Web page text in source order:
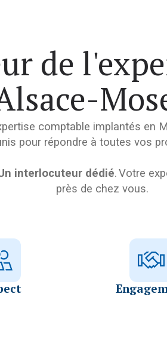
de
comptable implantés en
pour répondre à toutes vos
interlocuteur dédié. Votre
près de chez vous.